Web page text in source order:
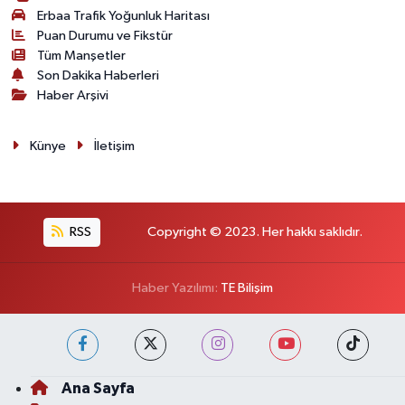
Erbaa Trafik Yoğunluk Haritası
Puan Durumu ve Fikstür
Tüm Manşetler
Son Dakika Haberleri
Haber Arşivi
Künye İletişim
RSS Copyright © 2023. Her hakkı saklıdır.
Haber Yazılımı: TE Bilişim
Ana Sayfa